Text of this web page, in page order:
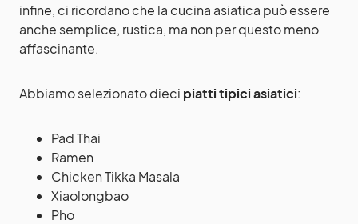
infine, ci ricordano che la cucina asiatica può essere
anche semplice, rustica, ma non per questo meno
affascinante.
Abbiamo selezionato dieci piatti tipici asiatici:
Pad Thai
Ramen
Chicken Tikka Masala
Xiaolongbao
Pho